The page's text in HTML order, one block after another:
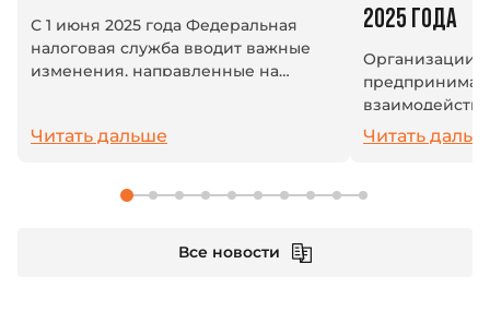
С 1 июня 2025 года Федеральная
налоговая служба вводит важные
изменения, направленные на
тексте машиночитаемой
Читать дальше
2025 ГОДА
Организации
системой:
взносы и
единый
Читать
Все новости